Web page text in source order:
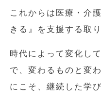
これからは医療・介
きる』を支援する取
時代によって変化し
で、変わるものと変
にこそ、継続した学